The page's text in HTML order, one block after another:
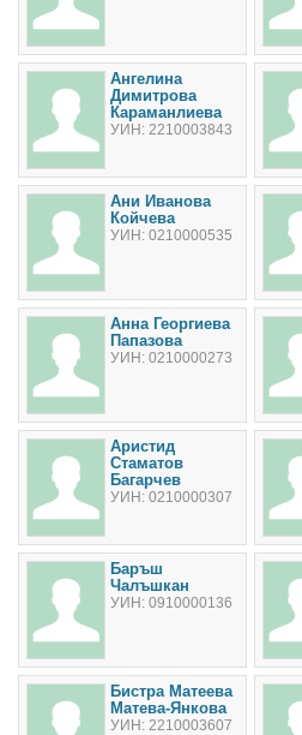
Ангелина
Димитрова
Караманлиева
УИН: 2210003843
Ани Иванова
Койчева
УИН: 0210000535
Анна Георгиева
Папазова
УИН: 0210000273
Аристид
Стаматов
Багарчев
УИН: 0210000307
Баръш
Чалъшкан
УИН: 0910000136
Бистра Матеева
Матева-Янкова
УИН: 2210003607